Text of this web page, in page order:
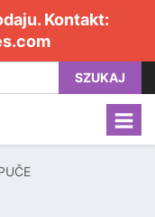
Kontakt:
SZUKAJ